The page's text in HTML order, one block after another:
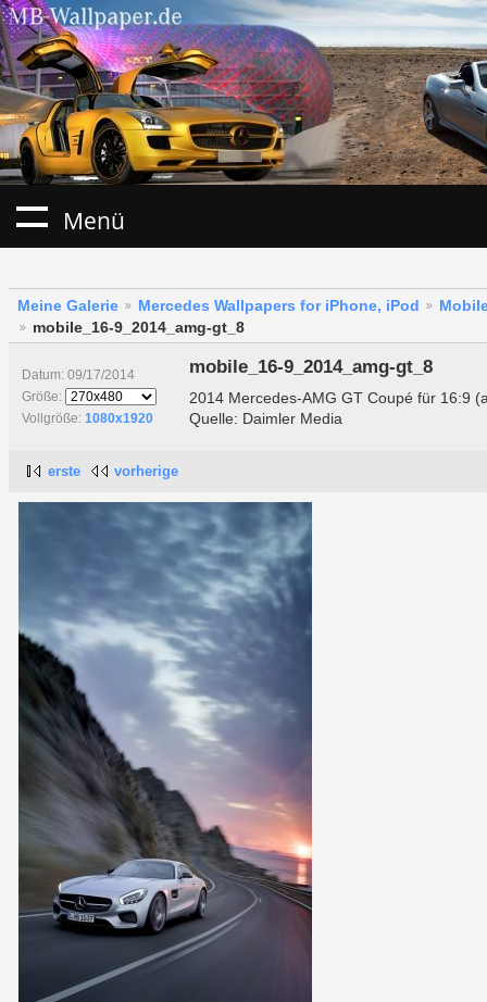
Menü
Meine Galerie Mercedes Wallpapers for iPhone, iPod
mobile_16-9_2014_amg-gt_8
Datum: 09/17/2014
Größe:
Vollgröße: 1080x1920
mobile_16-9_2014_amg-gt_8
2014 Mercedes-AMG GT Coupé für 16:9
Quelle: Daimler Media
erste vorherige